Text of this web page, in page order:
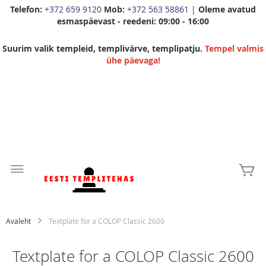
Telefon: +372 659 9120 Mob: +372 563 58861 | Oleme avatud
esmaspäevast - reedeni: 09:00 - 16:00
Suurim valik templeid, templivärve, templipatju. Tempel valmis
ühe päevaga!
Content
Avaleht Textplate for a COLOP Classic 2600
Textplate for a COLOP Classic 2600